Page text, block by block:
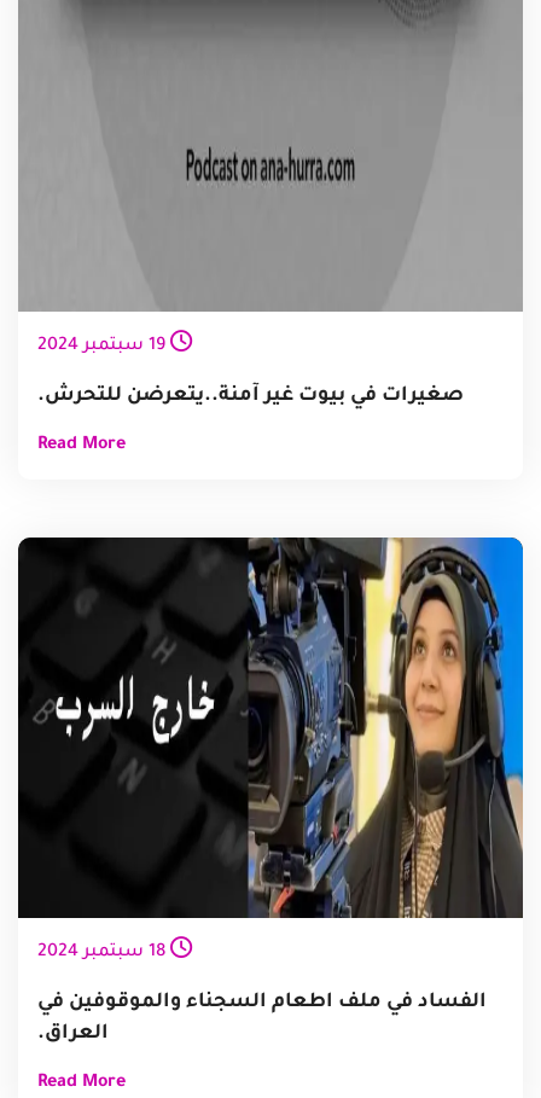
19 سبتمبر 2024
صغيرات في بيوت غير آمنة..يتعرضن للتحرش.
Read More
18 سبتمبر 2024
الفساد في ملف اطعام السجناء والموقوفين في
العراق.
Read More